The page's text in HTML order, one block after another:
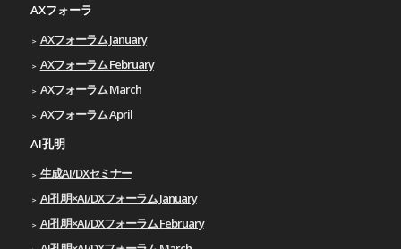
AXフォーラ
AXフォーラム January
AXフォーラム February
AXフォーラム March
AXフォーラム April
AI孔明
生成AI/DXセミナー
AI孔明×AI/DXフォーラム January
AI孔明×AI/DXフォーラム February